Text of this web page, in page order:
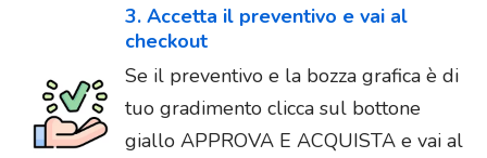
3. Accetta il preventivo e vai al
checkout
Se il preventivo e la bozza grafica è di
tuo gradimento clicca sul bottone
giallo APPROVA E ACQUISTA e vai al